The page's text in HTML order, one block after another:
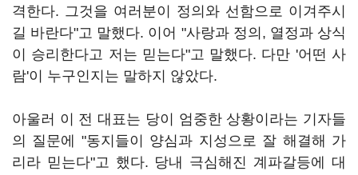
격한다. 그것을 여러분이 정의와 선함으로 이겨주시
길 바란다"고 말했다. 이어 "사랑과 정의, 열정과 상식
이 승리한다고 저는 믿는다"고 말했다. 다만 '어떤 사
람'이 누구인지는 말하지 않았다.
아울러 이 전 대표는 당이 엄중한 상황이라는 기자들
의 질문에 "동지들이 양심과 지성으로 잘 해결해 가
리라 믿는다"고 했다. 당내 극심해진 계파갈등에 대